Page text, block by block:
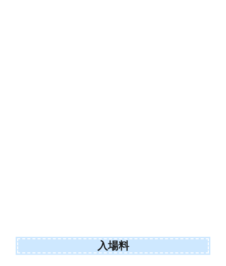
入場料